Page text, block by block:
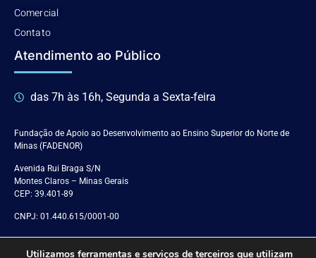
Comercial
Contato
Atendimento ao Público
das 7h às 16h, Segunda a Sexta-feira
Fundação de Apoio ao Desenvolvimento ao Ensino Superior do Norte de
Minas (FADENOR)
Avenida Rui Braga S/N
Montes Claros – Minas Gerais
CEP: 39.401-89
CNPJ: 01.440.615/0001-00
Utilizamos ferramentas e serviços de terceiros que utilizam